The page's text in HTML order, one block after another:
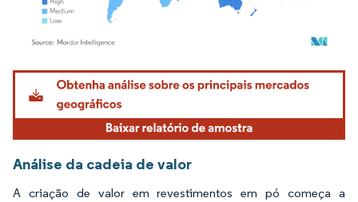
Imagem © Mordor Intelligence. O reuso requer atribuição conforme CC BY 4.0.
Análise da cadeia de valor
A criação de valor em revestimentos em pó começa a